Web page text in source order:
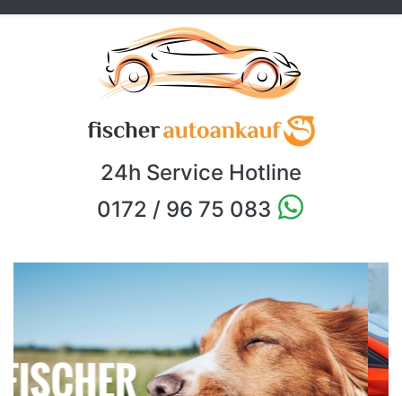
24h Service Hotline
0172 / 96 75 083